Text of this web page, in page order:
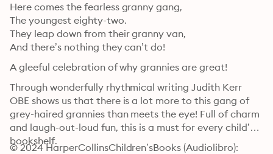
Here comes the fearless granny gang,
The youngest eighty-two.
They leap down from their granny van,
And there’s nothing they can’t do!
A gleeful celebration of why grannies are great!
Through wonderfully rhythmical writing Judith Kerr
OBE shows us that there is a lot more to this gang of
grey-haired grannies than meets the eye! Full of charm
and laugh-out-loud fun, this is a must for every child’s
bookshelf.
© 2024 HarperCollinsChildren’sBooks (Audiolibro):